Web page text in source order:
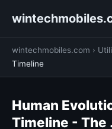
wintechmobiles.com ›
Timeline
Human
Timeline - The